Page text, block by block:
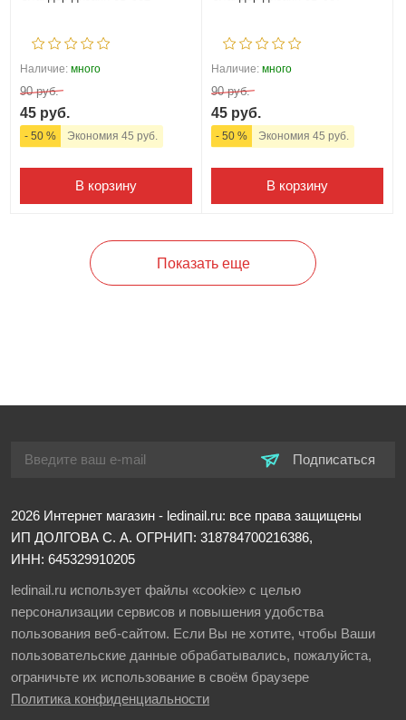
Наличие: много
90 руб.
45 руб.
- 50 % Экономия 45 руб.
В корзину
Наличие: много
90 руб.
45 руб.
- 50 % Экономия 45 руб.
В корзину
Показать еще
Подписаться
2026 Интернет магазин - ledinail.ru: все права защищены
ИП ДОЛГОВА С. А. ОГРНИП: 318784700216386,
ИНН: 645329910205
ledinail.ru использует файлы «cookie» с целью
персонализации сервисов и повышения удобства
пользования веб-сайтом. Если Вы не хотите, чтобы Ваши
пользовательские данные обрабатывались, пожалуйста,
ограничьте их использование в своём браузере
Политика конфиденциальности